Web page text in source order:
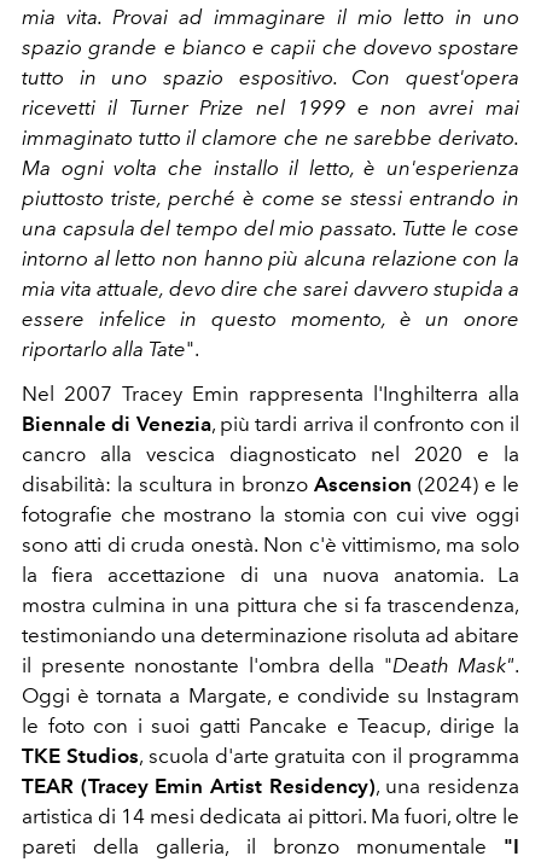
mia vita. Provai ad immaginare il mio letto in uno
spazio grande e bianco e capii che dovevo spostare
tutto in uno spazio espositivo. Con quest'opera
ricevetti il Turner Prize nel 1999 e non avrei mai
immaginato tutto il clamore che ne sarebbe derivato.
Ma ogni volta che installo il letto, è un'esperienza
piuttosto triste, perché è come se stessi entrando in
una capsula del tempo del mio passato. Tutte le cose
intorno al letto non hanno più alcuna relazione con la
mia vita attuale, devo dire che sarei davvero stupida a
essere infelice in questo momento, è un onore
riportarlo alla Tate".
Nel 2007 Tracey Emin rappresenta l'Inghilterra alla
Biennale di Venezia, più tardi arriva il confronto con il
cancro alla vescica diagnosticato nel 2020 e la
disabilità: la scultura in bronzo Ascension (2024) e le
fotografie che mostrano la stomia con cui vive oggi
sono atti di cruda onestà. Non c'è vittimismo, ma solo
la fiera accettazione di una nuova anatomia. La
mostra culmina in una pittura che si fa trascendenza,
testimoniando una determinazione risoluta ad abitare
il presente nonostante l'ombra della "Death Mask".
Oggi è tornata a Margate, e condivide su Instagram
le foto con i suoi gatti Pancake e Teacup, dirige la
TKE Studios, scuola d'arte gratuita con il programma
TEAR (Tracey Emin Artist Residency), una residenza
artistica di 14 mesi dedicata ai pittori. Ma fuori, oltre le
pareti della galleria, il bronzo monumentale "I